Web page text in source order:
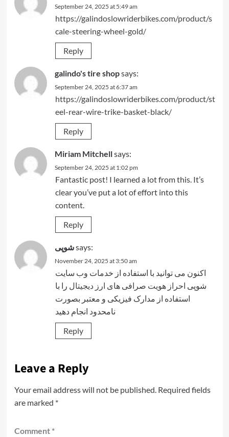
September 24, 2025 at 5:49 am
https://galindoslowriderbikes.com/product/s
cale-steering-wheel-gold/
Reply
galindo's tire shopsays:
September 24, 2025 at 6:37 am
https://galindoslowriderbikes.com/product/st
eel-rear-wire-trike-basket-black/
Reply
Miriam Mitchellsays:
September 24, 2025 at 1:02 pm
Fantastic post! I learned a lot from this. It’s
clear you’ve put a lot of effort into this
content.
Reply
شوپیsays:
November 24, 2025 at 3:50 am
اکنون می توانید با استفاده از خدمات وب سایت
شوپی احراز هویت صرافی های ارز دیجیتال را با
استفاده از مدارک فیزیکی و معتبر بصورت
نامحدود انجام دهید
Reply
Leave a Reply
Your email address will not be published. Required fields
are marked *
Comment *